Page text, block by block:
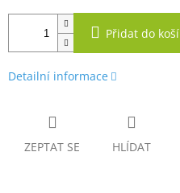
Přidat do
Detailní informace
ZEPTAT SE HLÍDAT